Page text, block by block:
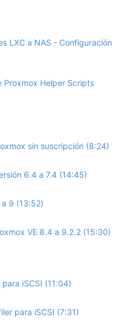
LXC a NAS - Configuración
Proxmox Helper Scripts
sin suscripción (8:24)
6.4 a 7.4 (14:45)
9 (13:52)
VE 8.4 a 9.2.2 (15:30)
iSCSI (11:04)
para iSCSI (7:31)